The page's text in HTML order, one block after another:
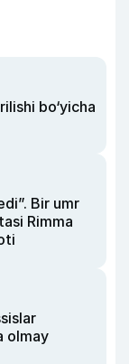
bo‘yicha
Bir umr
Rimma
olmay